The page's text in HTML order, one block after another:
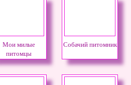
Мои милые
питомцы
Собачий питомник